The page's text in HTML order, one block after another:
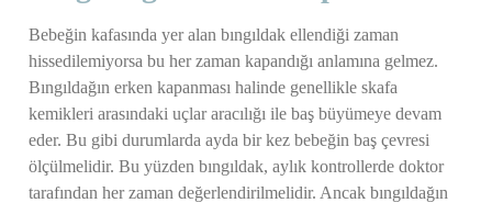
Bebeğin kafasında yer alan bıngıldak ellendiği zaman
hissedilemiyorsa bu her zaman kapandığı anlamına gelmez.
Bıngıldağın erken kapanması halinde genellikle skafa
kemikleri arasındaki uçlar aracılığı ile baş büyümeye devam
eder. Bu gibi durumlarda ayda bir kez bebeğin baş çevresi
ölçülmelidir. Bu yüzden bıngıldak, aylık kontrollerde doktor
tarafından her zaman değerlendirilmelidir. Ancak bıngıldağın